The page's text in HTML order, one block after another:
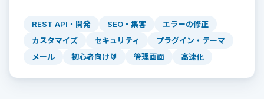
REST API・開発 SEO・集客
エラーの修正
カスタマイズ
セキュリティ
プラグイン・テーマ
メール
初心者向け🔰 管理画面 高速化